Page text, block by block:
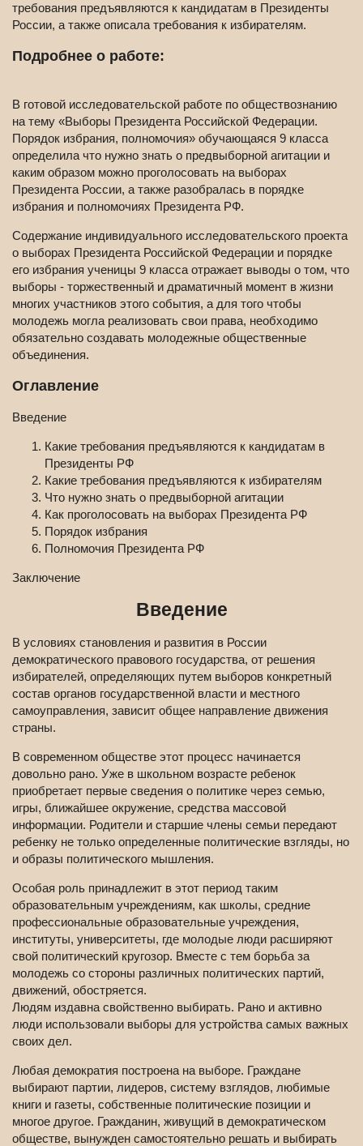
требования предъявляются к кандидатам в Президенты
России, а также описала требования к избирателям.
Подробнее о работе:
В готовой исследовательской работе по обществознанию
на тему «Выборы Президента Российской Федерации.
Порядок избрания, полномочия» обучающаяся 9 класса
определила что нужно знать о предвыборной агитации и
каким образом можно проголосовать на выборах
Президента России, а также разобралась в порядке
избрания и полномочиях Президента РФ.
Содержание индивидуального исследовательского проекта
о выборах Президента Российской Федерации и порядке
его избрания ученицы 9 класса отражает выводы о том, что
выборы - торжественный и драматичный момент в жизни
многих участников этого события, а для того чтобы
молодежь могла реализовать свои права, необходимо
обязательно создавать молодежные общественные
объединения.
Оглавление
Введение
Какие требования предъявляются к кандидатам в
Президенты РФ
Какие требования предъявляются к избирателям
Что нужно знать о предвыборной агитации
Как проголосовать на выборах Президента РФ
Порядок избрания
Полномочия Президента РФ
Заключение
Введение
В условиях становления и развития в России
демократического правового государства, от решения
избирателей, определяющих путем выборов конкретный
состав органов государственной власти и местного
самоуправления, зависит общее направление движения
страны.
В современном обществе этот процесс начинается
довольно рано. Уже в школьном возрасте ребенок
приобретает первые сведения о политике через семью,
игры, ближайшее окружение, средства массовой
информации. Родители и старшие члены семьи передают
ребенку не только определенные политические взгляды, но
и образы политического мышления.
Особая роль принадлежит в этот период таким
образовательным учреждениям, как школы, средние
профессиональные образовательные учреждения,
институты, университеты, где молодые люди расширяют
свой политический кругозор. Вместе с тем борьба за
молодежь со стороны различных политических партий,
движений, обостряется.
Людям издавна свойственно выбирать. Рано и активно
люди использовали выборы для устройства самых важных
своих дел.
Любая демократия построена на выборе. Граждане
выбирают партии, лидеров, систему взглядов, любимые
книги и газеты, собственные политические позиции и
многое другое. Гражданин, живущий в демократическом
обществе, вынужден самостоятельно решать и выбирать